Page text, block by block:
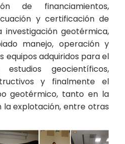
de financiamientos,
y certificación de
investigación geotérmica,
manejo, operación y
equipos adquiridos para el
geocientíficos,
y finalmente el
geotérmico, tanto en la
explotación, entre otras